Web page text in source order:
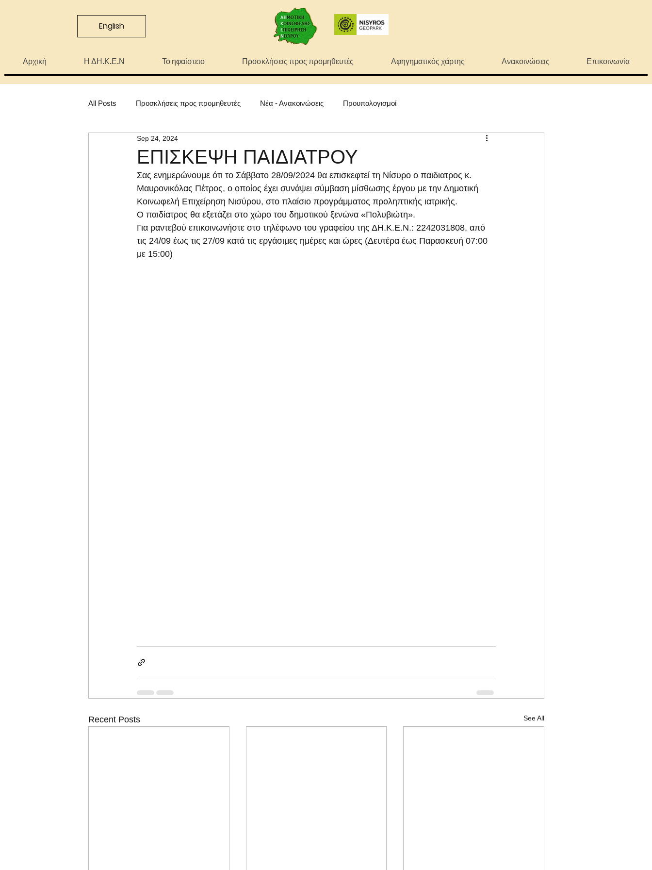
Αρχική Η ΔΗ.Κ.Ε.Ν Το ηφαίστειο Προσκλήσεις προς προμηθευτές Αφηγηματικός χάρτης Ανακοινώσεις Επικοινωνία
English
All Posts Προσκλήσεις προς προμηθευτές Νέα - Ανακοινώσεις Προυπολογισμοί
ΕΠΙΣΚΕΨΗ ΠΑΙΔΙΑΤΡΟΥ
Sep 24, 2024
Σας ενημερώνουμε ότι το Σάββατο 28/09/2024 θα επισκεφτεί τη Νίσυρο ο παιδιατρος κ.
Μαυρονικόλας Πέτρος, ο οποίος έχει συνάψει σύμβαση μίσθωσης έργου με την Δημοτική
Κοινωφελή Επιχείρηση Νισύρου, στο πλαίσιο προγράμματος προληπτικής ιατρικής.
Ο παιδίατρος θα εξετάζει στο χώρο του δημοτικού ξενώνα «Πολυβιώτη».
Για ραντεβού επικοινωνήστε στο τηλέφωνο του γραφείου της ΔΗ.Κ.Ε.Ν.: 2242031808, από
τις 24/09 έως τις 27/09 κατά τις εργάσιμες ημέρες και ώρες (Δευτέρα έως Παρασκευή 07:00
με 15:00)
Recent Posts See All